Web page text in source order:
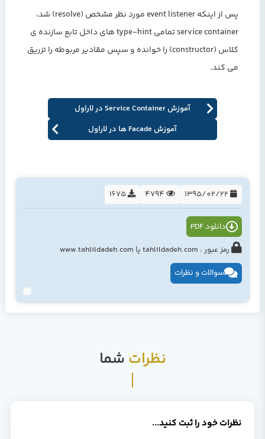
پس از اینکه event listener مورد نظر مشخص (resolve) شد،
service container تمامی type-hint های داخل تابع سازنده ی
کلاس (constructor) را خوانده و سپس مقادیر مربوطه را تزریق
می کند.
آموزش Service Container در لاراول
آموزش Facade ها در لاراول
1675
دانلود PDF
رمز عبور : tahlildadeh.com یا www.tahlildadeh.com
سوالات و نظرات
نظرات شما
نظرات خود را ثبت کنید...